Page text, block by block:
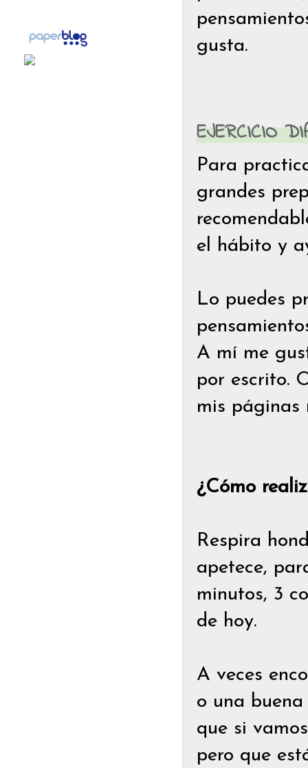
gusta.
EJERCICIO
Para
grandes
el hábito y
Lo puedes
A mí me
por escrito.
mis
¿Cómo
Respira
apetece,
minutos, 3
de hoy.
A veces
o una
que si
pero que